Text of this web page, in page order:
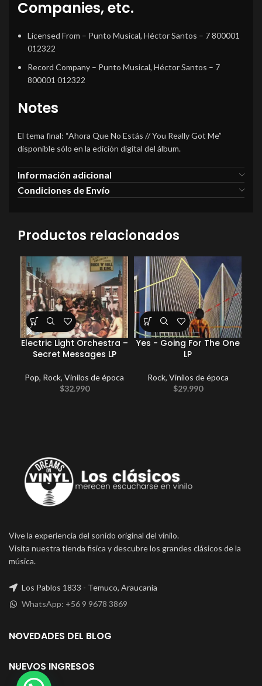
Companies, etc.
Licensed From – Punto Musical, Héctor Santos – 7 800001
012322
Record Company – Punto Musical, Héctor Santos – 7
800001 012322
Notes
El tema final: “Ahora Que No Estás // You Really Got Me”
disponible sólo en la edición digital del álbum.
Información adicional
Condiciones de Envío
Productos relacionados
Electric Light Orchestra –
Secret Messages LP
Pop, Rock, Vinilos de época
$32.990
Yes ‎- Going For The One
LP
Rock, Vinilos de época
$29.990
Vive la experiencia del sonido original del vinilo.
Visita nuestra tienda fisica y descubre los grandes clásicos de la
música.
Los Pablos 1833 - Temuco, Araucanía
WhatsApp: +56 9 9678 3869
NOVEDADES DEL BLOG
NUEVOS INGRESOS